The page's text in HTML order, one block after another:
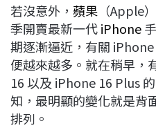
b
o
o
k
a
d
s
e
d
I
n
i
n
k
若沒意外， 蘋果 （Apple
季開賣最新一代iPhone
期逐漸逼近，有關
便越來越多。就在稍早，
16 以及 iPhone 16 Plus
知，最明顯的變化就是背
排列。